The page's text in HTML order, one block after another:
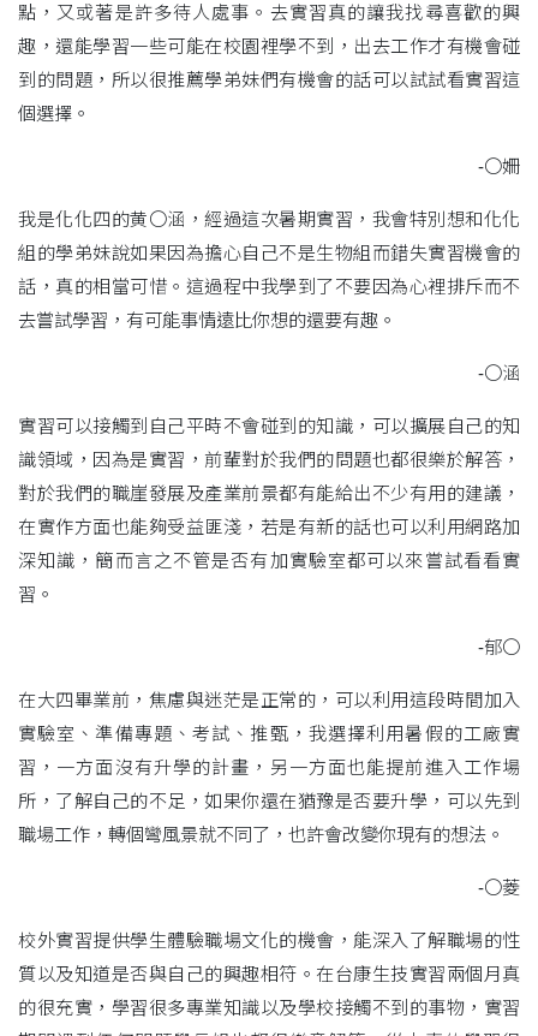
點，又或著是許多待人處事。去實習真的讓我找尋喜歡的興
趣，還能學習一些可能在校園裡學不到，出去工作才有機會碰
到的問題，所以很推薦學弟妹們有機會的話可以試試看實習這
個選擇。
-〇姍
我是化化四的黄〇涵，經過這次暑期實習，我會特別想和化化
組的學弟妹說如果因為擔心自己不是生物組而錯失實習機會的
話，真的相當可惜。這過程中我學到了不要因為心裡排斥而不
去嘗試學習，有可能事情遠比你想的還要有趣。
-〇涵
實習可以接觸到自己平時不會碰到的知識，可以擴展自己的知
識領域，因為是實習，前輩對於我們的問題也都很樂於解答，
對於我們的職崖發展及產業前景都有能給出不少有用的建議，
在實作方面也能夠受益匪淺，若是有新的話也可以利用網路加
深知識，簡而言之不管是否有加實驗室都可以來嘗試看看實
習。
-郁〇
在大四畢業前，焦慮與迷茫是正常的，可以利用這段時間加入
實驗室、準備專題、考試、推甄，我選擇利用暑假的工廠實
習，一方面沒有升學的計畫，另一方面也能提前進入工作場
所，了解自己的不足，如果你還在猶豫是否要升學，可以先到
職場工作，轉個彎風景就不同了，也許會改變你現有的想法。
-〇菱
校外實習提供學生體驗職場文化的機會，能深入了解職場的性
質以及知道是否與自己的興趣相符。在台康生技實習兩個月真
的很充實，學習很多專業知識以及學校接觸不到的事物，實習